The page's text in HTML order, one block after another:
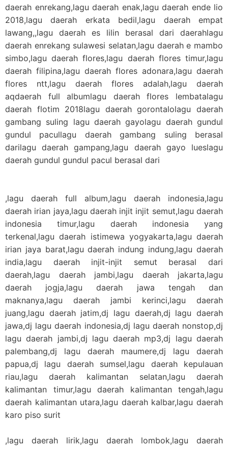
daerah enrekang,lagu daerah enak,lagu daerah ende lio
2018,lagu daerah erkata bedil,lagu daerah empat
lawang,,lagu daerah es lilin berasal dari daerahlagu
daerah enrekang sulawesi selatan,lagu daerah e mambo
simbo,lagu daerah flores,lagu daerah flores timur,lagu
daerah filipina,lagu daerah flores adonara,lagu daerah
flores ntt,lagu daerah flores adalah,lagu daerah
aqdaerah full albumlagu daerah flores lembatalagu
daerah flotim 2018lagu daerah gorontalolagu daerah
gambang suling lagu daerah gayolagu daerah gundul
gundul pacullagu daerah gambang suling berasal
darilagu daerah gampang,lagu daerah gayo lueslagu
daerah gundul gundul pacul berasal dari
,lagu daerah full album,lagu daerah indonesia,lagu
daerah irian jaya,lagu daerah injit injit semut,lagu daerah
indonesia timur,lagu daerah indonesia yang
terkenal,lagu daerah istimewa yogyakarta,lagu daerah
irian jaya barat,lagu daerah indung indung,lagu daerah
india,lagu daerah injit-injit semut berasal dari
daerah,lagu daerah jambi,lagu daerah jakarta,lagu
daerah jogja,lagu daerah jawa tengah dan
maknanya,lagu daerah jambi kerinci,lagu daerah
juang,lagu daerah jatim,dj lagu daerah,dj lagu daerah
jawa,dj lagu daerah indonesia,dj lagu daerah nonstop,dj
lagu daerah jambi,dj lagu daerah mp3,dj lagu daerah
palembang,dj lagu daerah maumere,dj lagu daerah
papua,dj lagu daerah sumsel,lagu daerah kepulauan
riau,lagu daerah kalimantan selatan,lagu daerah
kalimantan timur,lagu daerah kalimantan tengah,lagu
daerah kalimantan utara,lagu daerah kalbar,lagu daerah
karo piso surit
,lagu daerah lirik,lagu daerah lombok,lagu daerah